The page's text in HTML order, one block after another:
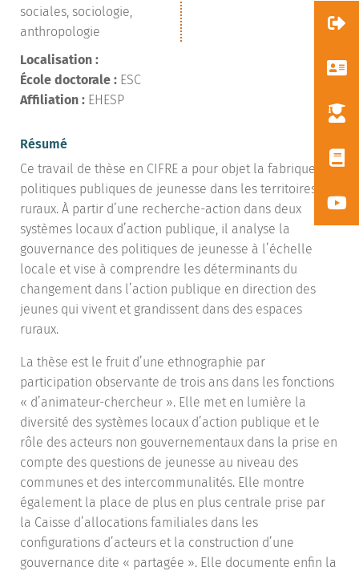
sociales, sociologie,
anthropologie
Localisation :
École doctorale : ESC
Affiliation : EHESP
Résumé
Ce travail de thèse en CIFRE a pour objet la fabrique des
politiques publiques de jeunesse dans les territoires
ruraux. À partir d’une recherche-action dans deux
systèmes locaux d’action publique, il analyse la
gouvernance des politiques de jeunesse à l’échelle
locale et vise à comprendre les déterminants du
changement dans l’action publique en direction des
jeunes qui vivent et grandissent dans des espaces
ruraux.
La thèse est le fruit d’une ethnographie par
participation observante de trois ans dans les fonctions
« d’animateur-chercheur ». Elle met en lumière la
diversité des systèmes locaux d’action publique et le
rôle des acteurs non gouvernementaux dans la prise en
compte des questions de jeunesse au niveau des
communes et des intercommunalités. Elle montre
également la place de plus en plus centrale prise par
la Caisse d’allocations familiales dans les
configurations d’acteurs et la construction d’une
gouvernance dite « partagée ». Elle documente enfin la